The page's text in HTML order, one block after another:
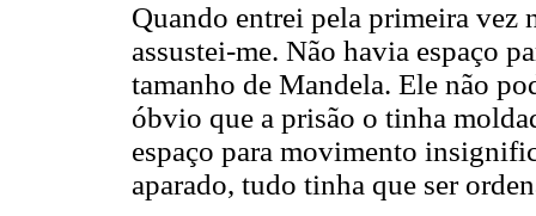
Quando entrei pela primeira vez
assustei-me. Não havia espaço
tamanho de Mandela. Ele não
óbvio que a prisão o tinha
espaço para movimento
aparado, tudo tinha que ser